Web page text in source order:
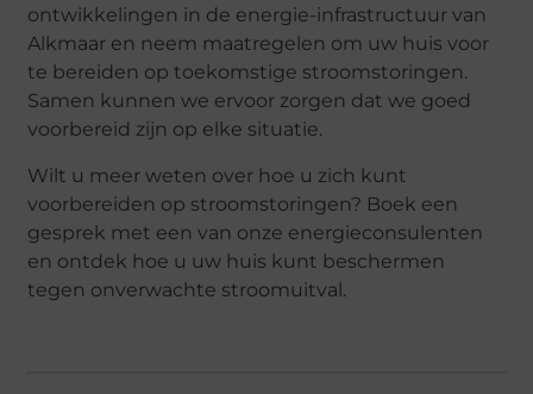
ontwikkelingen in de energie-infrastructuur van
Alkmaar en neem maatregelen om uw huis voor
te bereiden op toekomstige stroomstoringen.
Samen kunnen we ervoor zorgen dat we goed
voorbereid zijn op elke situatie.
Wilt u meer weten over hoe u zich kunt
voorbereiden op stroomstoringen? Boek een
gesprek met een van onze energieconsulenten
en ontdek hoe u uw huis kunt beschermen
tegen onverwachte stroomuitval.